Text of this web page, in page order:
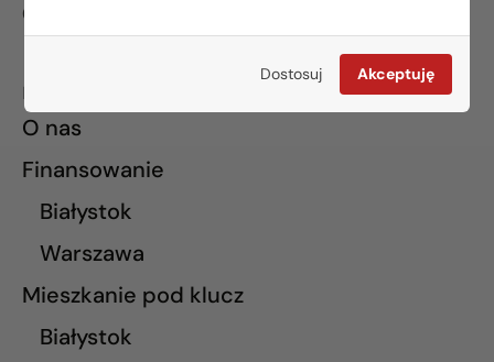
Dostosuj Akceptuję
02-765 Warszawa
INFORMACJE
O nas
Finansowanie
Białystok
Warszawa
Mieszkanie pod klucz
Białystok